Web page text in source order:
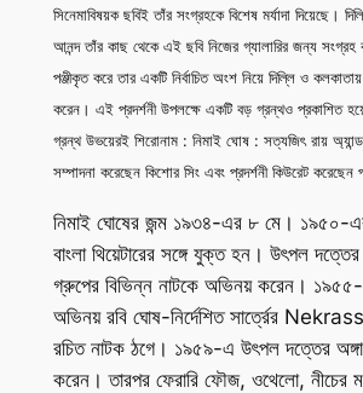
সিনেমাবিষয়ক ছবিই তাঁর সংগ্রহকে বিশেষ মর্যাদা দিয়েছে।
আনন্দ তাঁর কাছ থেকে এই ছবি নিজের গ্যালারির জন্য
পঞ্জীকৃত করে তার একটি নির্বাচিত অংশ নিয়ে দিল্লি ও
করেন। এই প্রদর্শনী উপলক্ষে একটি বড় গ্রন্থও প্রকাশিত
গ্রন্থ উভয়েরই শিরোনাম : নিমাই ঘোষ : সত্যজিৎ রায়
সম্পাদনা করেছেন কিশোর সিং এবং প্রদর্শনী কিউরেট
নিমাই ঘোষের জন্ম ১৯৩৪-এর ৮ মে। ১৯৫০-
বাংলা থিয়েটারের সঙ্গে যুক্ত হন। উৎপল দত্তের
গ্রুপের বিভিন্ন নাটকে অভিনয় করেন।
অভিনয় রবি ঘোষ-নির্দেশিত সার্ত্রের
রচিত নাটক ঠগে। ১৯৫৯-এ উৎপল দত্তের
করেন। তারপর ফেরারি ফৌজ, ওথেলো, নীচের